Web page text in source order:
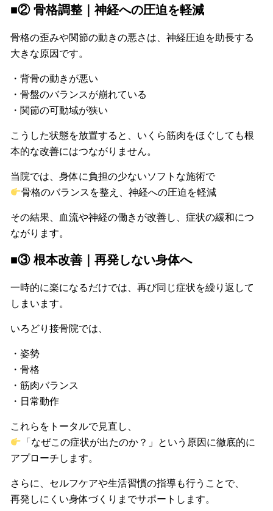
■② 骨格調整｜神経への圧迫を軽減
骨格の歪みや関節の動きの悪さは、神経圧迫を助長する
大きな原因です。
・背骨の動きが悪い
・骨盤のバランスが崩れている
・関節の可動域が狭い
こうした状態を放置すると、いくら筋肉をほぐしても根
本的な改善にはつながりません。
当院では、身体に負担の少ないソフトな施術で
骨格のバランスを整え、神経への圧迫を軽減
その結果、血流や神経の働きが改善し、症状の緩和につ
ながります。
■③ 根本改善｜再発しない身体へ
一時的に楽になるだけでは、再び同じ症状を繰り返して
しまいます。
いろどり接骨院では、
・姿勢
・骨格
・筋肉バランス
・日常動作
これらをトータルで見直し、
「なぜこの症状が出たのか？」という原因に徹底的に
アプローチします。
さらに、セルフケアや生活習慣の指導も行うことで、
再発しにくい身体づくりまでサポートします。